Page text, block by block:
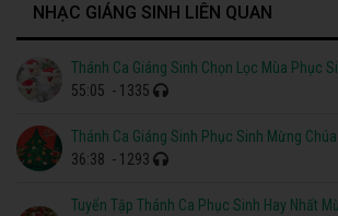
NHẠC GIÁNG SINH LIÊN QUAN
Thánh Ca Giáng Sinh Chọn Lọc Mùa Phục
55:05 - 1335
Thánh Ca Giáng Sinh Phục Sinh Mừng
36:38 - 1293
Tuyển Tập Thánh Ca Phục Sinh Hay Nhất